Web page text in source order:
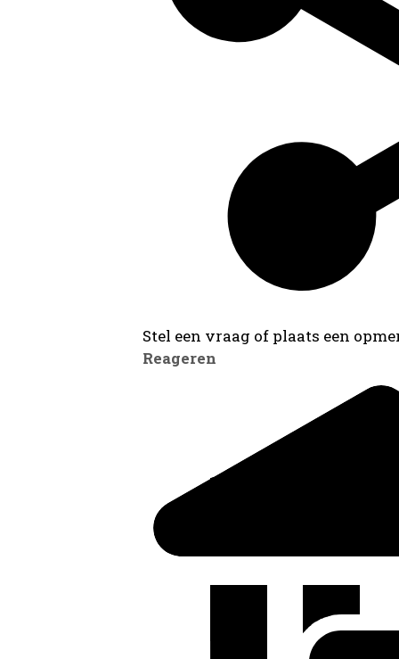
Stel een vraag of plaats een
Reageren